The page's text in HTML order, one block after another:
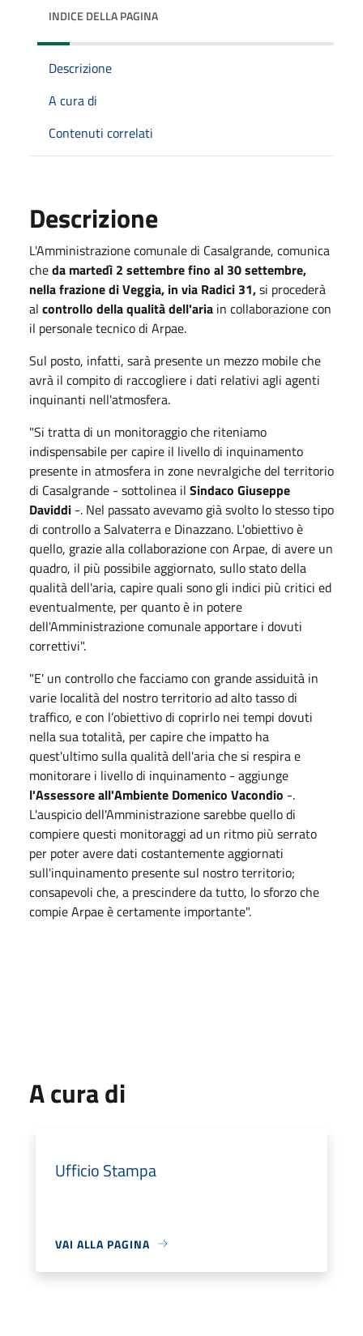
INDICE DELLA PAGINA
Descrizione
A cura di
Contenuti correlati
Descrizione
L'Amministrazione comunale di Casalgrande, comunica
cheda martedì 2 settembre fino al 30 settembre,
nella frazione di Veggia, in via Radici 31,si procederà
al controllo della qualità dell'aria in collaborazione con
il personale tecnico di Arpae.
Sul posto, infatti, sarà presente un mezzo mobile che
avrà il compito di raccogliere i dati relativi agli agenti
inquinanti nell'atmosfera.
"Si tratta di un monitoraggio che riteniamo
indispensabile per capire il livello di inquinamento
presente in atmosfera in zone nevralgiche del territorio
di Casalgrande - sottolinea il Sindaco Giuseppe
Daviddi -. Nel passato avevamo già svolto lo stesso tipo
di controllo a Salvaterra e Dinazzano. L'obiettivo è
quello, grazie alla collaborazione con Arpae, di avere un
quadro, il più possibile aggiornato, sullo stato della
qualità dell'aria, capire quali sono gli indici più critici ed
eventualmente, per quanto è in potere
dell'Amministrazione comunale apportare i dovuti
correttivi".
"E' un controllo che facciamo con grande assiduità in
varie località del nostro territorio ad alto tasso di
traffico, e con l’obiettivo di coprirlo nei tempi dovuti
nella sua totalità, per capire che impatto ha
quest'ultimo sulla qualità dell'aria che si respira e
monitorare i livello di inquinamento - aggiunge
l'Assessore all'Ambiente Domenico Vacondio -.
L'auspicio dell'Amministrazione sarebbe quello di
compiere questi monitoraggi ad un ritmo più serrato
per poter avere dati costantemente aggiornati
sull'inquinamento presente sul nostro territorio;
consapevoli che, a prescindere da tutto, lo sforzo che
compie Arpae è certamente importante".
A cura di
Ufficio Stampa
VAI ALLA PAGINA